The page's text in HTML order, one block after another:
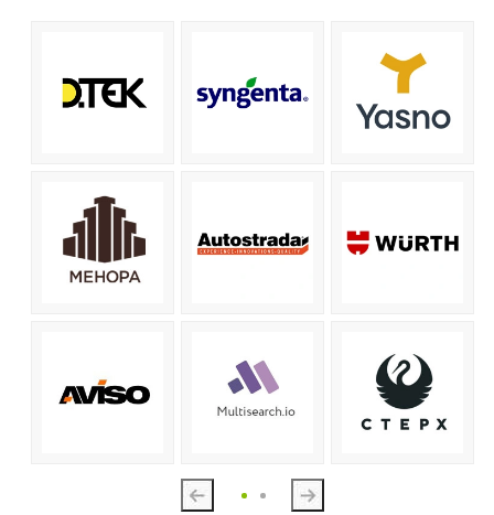
Previous Next